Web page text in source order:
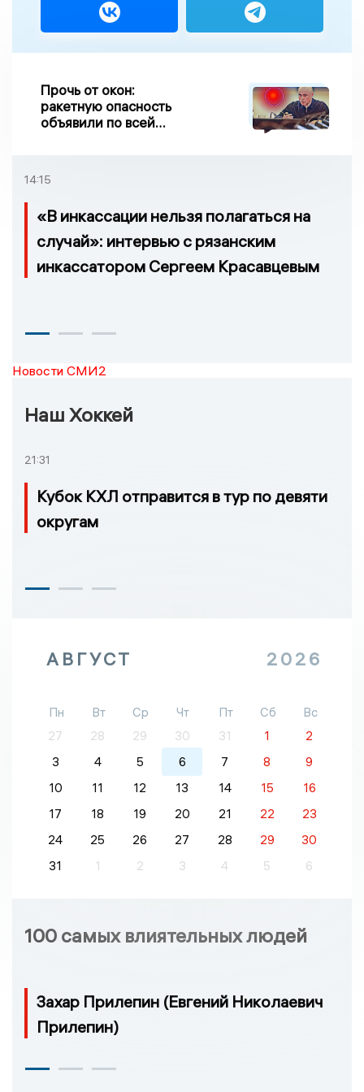
Прочь от окон:
ракетную опасность
объявили по всей
14:15
«В инкассации нельзя полагаться на
случай»: интервью с рязанским
инкассатором Сергеем Красавцевым
Новости СМИ2
Наш Хоккей
21:31
Кубок КХЛ отправится в тур по девяти
округам
АВГУСТ 2026
Пн Вт Ср Чт Пт Сб
Вс
27
28 29 30 31 1
2
3
4 5 6 7 8
9
10
11 12 13 14 15
16
17
18 19 20 21 22
23
24
25 26 27 28 29
30
31
1 2 3 4 5 6
100 самых влиятельных людей
Захар Прилепин (Евгений Николаевич
Прилепин)